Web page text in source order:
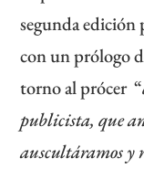
segunda edición
con un prólogo
torno al prócer “
publicista, que
auscultáramos y